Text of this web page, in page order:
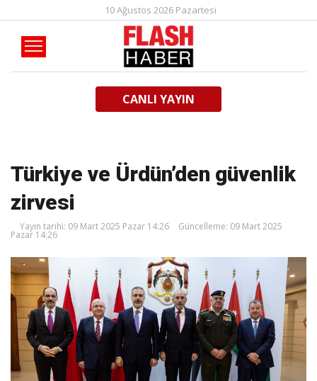
10 Ağustos 2026 Pazartesi
CANLI YAYIN
Türkiye ve Ürdün’den güvenlik
zirvesi
Yayın tarihi: 09 Mart 2025 Pazar 14:26 Güncelleme: 09 Mart 2025
Pazar 14:26